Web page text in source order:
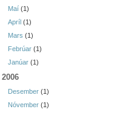
Maí (1)
Apríl (1)
Mars (1)
Febrúar (1)
Janúar (1)
2006
Desember (1)
Nóvember (1)